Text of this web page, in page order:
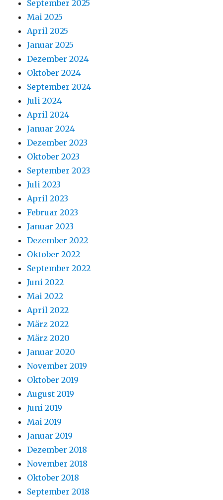
September 2025
Mai 2025
April 2025
Januar 2025
Dezember 2024
Oktober 2024
September 2024
Juli 2024
April 2024
Januar 2024
Dezember 2023
Oktober 2023
September 2023
Juli 2023
April 2023
Februar 2023
Januar 2023
Dezember 2022
Oktober 2022
September 2022
Juni 2022
Mai 2022
April 2022
März 2022
März 2020
Januar 2020
November 2019
Oktober 2019
August 2019
Juni 2019
Mai 2019
Januar 2019
Dezember 2018
November 2018
Oktober 2018
September 2018